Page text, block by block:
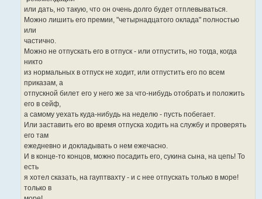
или дать, но такую, что он очень долго будет отплевываться.
Можно лишить его премии, "четырнадцатого оклада" полностью
или
частично.
Можно не отпускать его в отпуск - или отпустить, но тогда, когда
никто
из нормальных в отпуск не ходит, или отпустить его по всем
приказам, а
отпускной билет его у него же за что-нибудь отобрать и положить
его в сейф,
а самому уехать куда-нибудь на неделю - пусть побегает.
Или заставить его во время отпуска ходить на службу и проверять
его там
ежедневно и докладывать о нем ежечасно.
И в конце-то концов, можно посадить его, сукина сына, на цепь! То
есть
я хотел сказать, на гауптвахту - и с нее отпускать только в море!
только в